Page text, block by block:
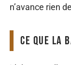
n’avance rien
Ce que la